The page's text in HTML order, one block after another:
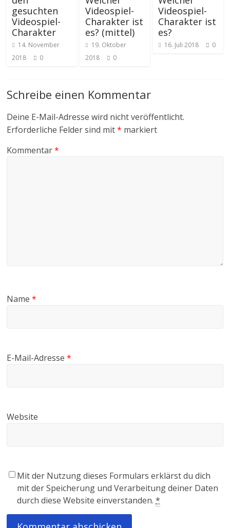
gesuchten
Videospiel-
Charakter
14. November
2018
0
Videospiel-
Charakter ist
es? (mittel)
19. Oktober
2018
0
Videospiel-
Charakter ist
es?
16. Juli 2018 0
Schreibe einen Kommentar
Deine E-Mail-Adresse wird nicht veröffentlicht.
Erforderliche Felder sind mit* markiert
Kommentar*
Name*
E-Mail-Adresse*
Website
Mit der Nutzung dieses Formulars erklärst du dich
mit der Speicherung und Verarbeitung deiner Daten
durch diese Website einverstanden.*